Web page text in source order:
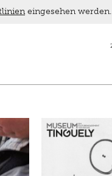
eingesehen werden.